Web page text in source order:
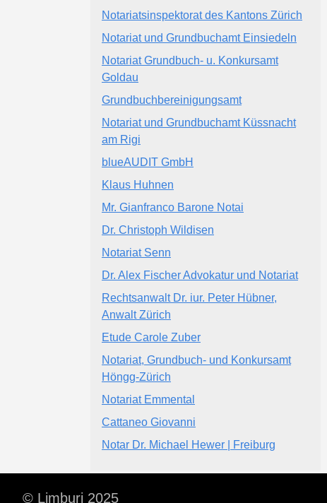
Notariatsinspektorat des Kantons Zürich
Notariat und Grundbuchamt Einsiedeln
Notariat Grundbuch- u. Konkursamt
Goldau
Grundbuchbereinigungsamt
Notariat und Grundbuchamt Küssnacht
am Rigi
blueAUDIT GmbH
Klaus Huhnen
Mr. Gianfranco Barone Notai
Dr. Christoph Wildisen
Notariat Senn
Dr. Alex Fischer Advokatur und Notariat
Rechtsanwalt Dr. iur. Peter Hübner,
Anwalt Zürich
Etude Carole Zuber
Notariat, Grundbuch- und Konkursamt
Höngg-Zürich
Notariat Emmental
Cattaneo Giovanni
Notar Dr. Michael Hewer | Freiburg
© Limburi 2025